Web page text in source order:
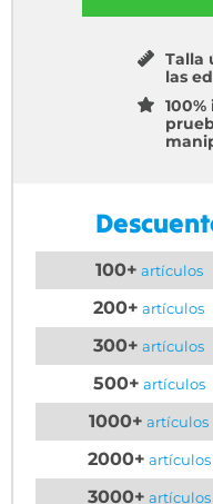
Talla
las
100+ artículos
200+ artículos
300+ artículos
500+ artículos
1000+ artículos
2000+ artículos
3000+ artículos